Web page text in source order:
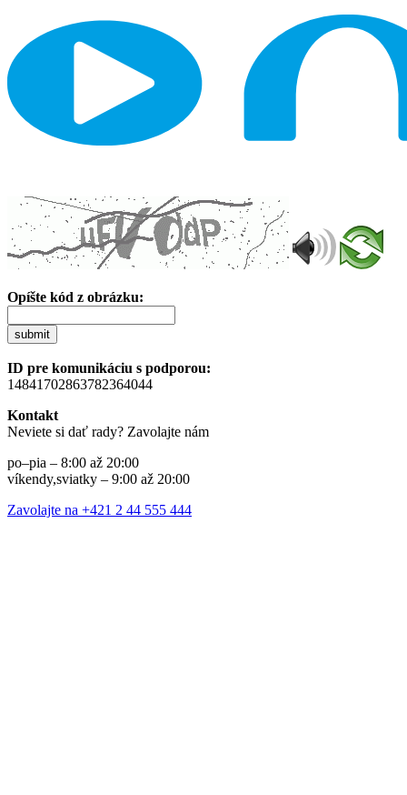
Opíšte kód z obrázku:
submit
ID pre komunikáciu s podporou:
14841702863782364044
Kontakt
Neviete si dať rady? Zavolajte nám
po–pia – 8:00 až 20:00
víkendy,sviatky – 9:00 až 20:00
Zavolajte na +421 2 44 555 444